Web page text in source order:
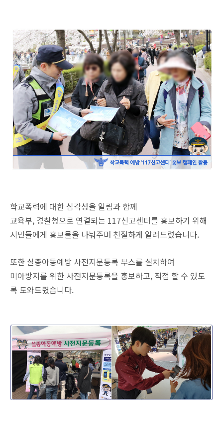
학교폭력에 대한 심각성을 알림과 함께
교육부, 경찰청으로 연결되는 117신고센터를 홍보하기 위해
시민들에게 홍보물을 나눠주며 친절하게 알려드렸습니다.
또한 실종아동예방 사전지문등록 부스를 설치하여
미아방지를 위한 사전지문등록을 홍보하고, 직접 할 수 있도
록 도와드렸습니다.